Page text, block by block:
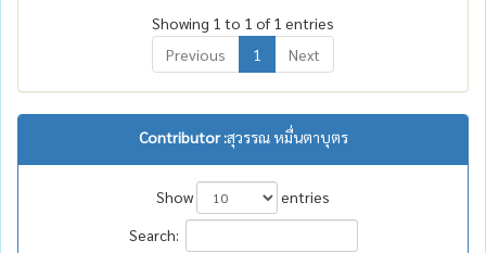
Showing 1 to 1 of 1 entries
Previous
1 Next
Contributor :สุวรรณ หมื่นตาบุตร
Show
entries
Search: